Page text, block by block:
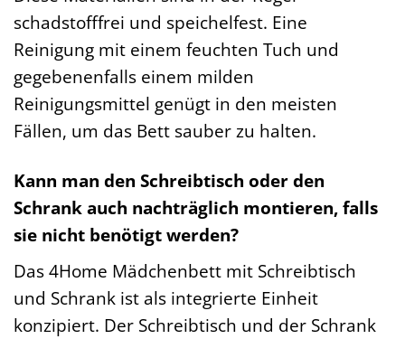
schadstofffrei und speichelfest. Eine
Reinigung mit einem feuchten Tuch und
gegebenenfalls einem milden
Reinigungsmittel genügt in den meisten
Fällen, um das Bett sauber zu halten.
Kann man den Schreibtisch oder den
Schrank auch nachträglich montieren, falls
sie nicht benötigt werden?
Das 4Home Mädchenbett mit Schreibtisch
und Schrank ist als integrierte Einheit
konzipiert. Der Schreibtisch und der Schrank